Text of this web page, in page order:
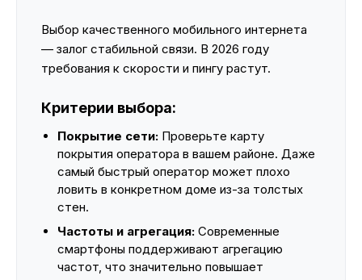
Выбор качественного мобильного интернета
— залог стабильной связи. В 2026 году
требования к скорости и пингу растут.
Критерии выбора:
Покрытие сети: Проверьте карту
покрытия оператора в вашем районе. Даже
самый быстрый оператор может плохо
ловить в конкретном доме из-за толстых
стен.
Частоты и агрегация: Современные
смартфоны поддерживают агрегацию
частот, что значительно повышает